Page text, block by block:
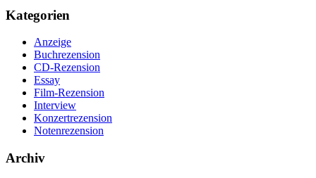
Kategorien
Anzeige
Buchrezension
CD-Rezension
Essay
Film-Rezension
Interview
Konzertrezension
Notenrezension
Archiv